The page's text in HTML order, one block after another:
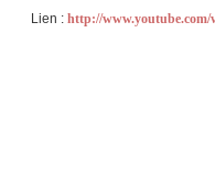
Lien : http://